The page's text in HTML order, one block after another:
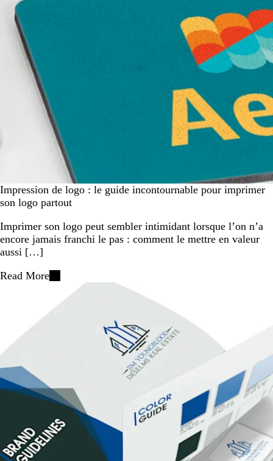
Impression de logo : le guide incontournable pour imprimer
son logo partout
Imprimer son logo peut sembler intimidant lorsque l’on n’a
encore jamais franchi le pas : comment le mettre en valeur
aussi […]
Read More